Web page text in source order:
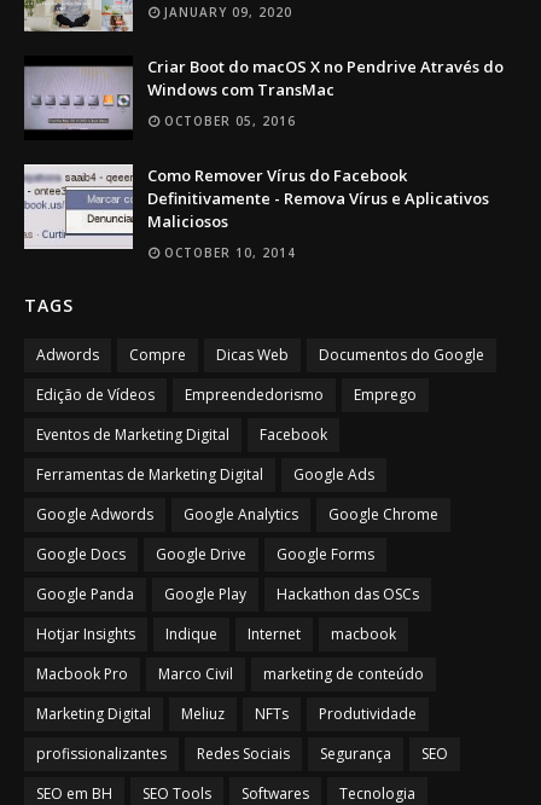
JANUARY 09, 2020
Criar Boot do macOS X no Pendrive Através do
Windows com TransMac
OCTOBER 05, 2016
Como Remover Vírus do Facebook
Definitivamente - Remova Vírus e Aplicativos
Maliciosos
OCTOBER 10, 2014
TAGS
Adwords Compre Dicas Web
Documentos do Google
Edição de Vídeos
Empreendedorismo
Emprego
Eventos de Marketing Digital
Facebook
Ferramentas de Marketing Digital
Google Ads
Google Adwords
Google Analytics
Google Chrome
Google Docs
Google Drive
Google Forms
Google Panda
Google Play
Hackathon das OSCs
Hotjar Insights
Indique Internet
macbook
Macbook Pro
Marco Civil
marketing de conteúdo
Marketing Digital
Meliuz NFTs
Produtividade
profissionalizantes
Redes Sociais Segurança
SEO
SEO em BH
SEO Tools Softwares
Tecnologia